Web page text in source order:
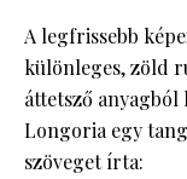
A legfrissebb
különleges, zöld
áttetsző
Longoria egy
szöveget írta: